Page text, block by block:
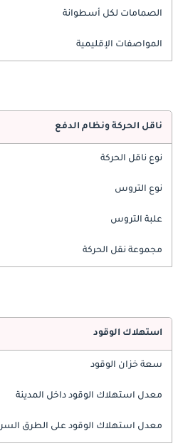
الصمامات لكل أسطوانة
المواصفات الإقليمية
ناقل الحركة ونظام الدفع
نوع ناقل الحركة
نوع التروس
علبة التروس
مجموعة نقل الحركة
استهلاك الوقود
سعة خزان الوقود
معدل استهلاك الوقود داخل المدينة
معدل استهلاك الوقود على الطرق